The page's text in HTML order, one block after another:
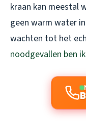
kraan kan meestal
geen warm water
wachten tot het
noodgevallen ben